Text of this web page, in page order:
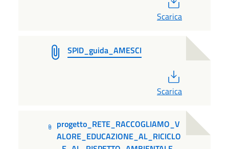
Scarica
SPID_guida_AMESCI
Scarica
progetto_RETE_RACCOGLIAMO_V
ALORE_EDUCAZIONE_AL_RICICLO